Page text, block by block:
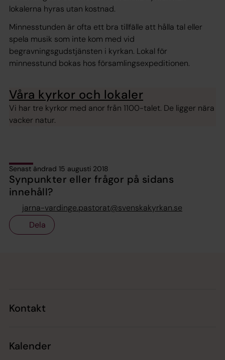
lokalerna hyras utan kostnad.
Minnesstunden är ofta ett bra tillfälle att hålla tal eller
spela musik som inte kom med vid
begravningsgudstjänsten i kyrkan. Lokal för
minnesstund bokas hos församlingsexpeditionen.
Våra kyrkor och lokaler
Vi har tre kyrkor med anor från 1100-talet. De ligger nära
vacker natur.
Senast ändrad 15 augusti 2018
Synpunkter eller frågor på sidans
innehåll?
jarna-vardinge.pastorat@svenskakyrkan.se
Dela
Kontakt
Kalender